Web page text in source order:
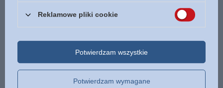
Kłamstwa którymi żyjemy Jak
zmierzyć się z prawdą,
zaakceptować siebie i zmienić
swoje życie
Integracja emocjonalna Jak
uwierzyć że jesteś kochany i
potrafisz kochać - Anna A.
Terruwe, Conrad W. Baars
Reklamowe pliki cookie
Potwierdzam wymagane
Potwierdzam wszystkie